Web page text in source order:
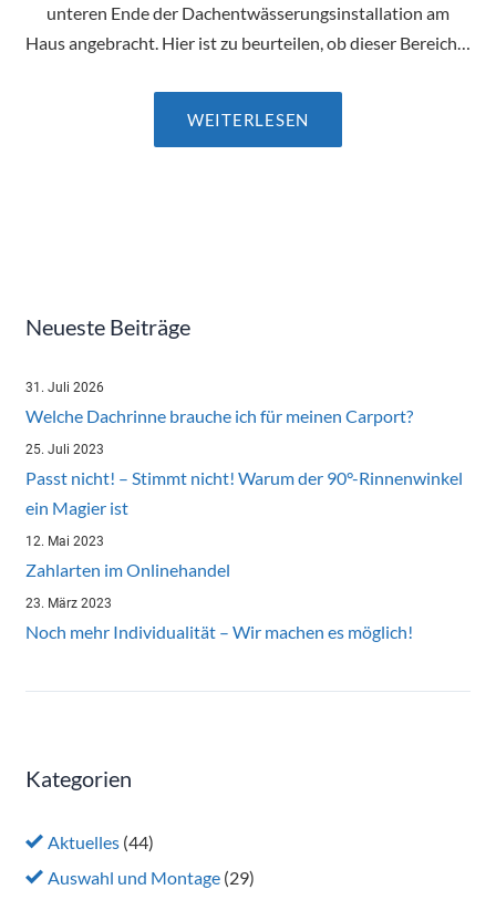
unteren Ende der Dachentwässerungsinstallation am
Haus angebracht. Hier ist zu beurteilen, ob dieser Bereich…
WEITERLESEN
Neueste Beiträge
Welche Dachrinne brauche ich für meinen Carport?
31. Juli 2026
Passt nicht! – Stimmt nicht! Warum der 90°-Rinnenwinkel
ein Magier ist
25. Juli 2023
Zahlarten im Onlinehandel
12. Mai 2023
Noch mehr Individualität – Wir machen es möglich!
23. März 2023
Kategorien
Aktuelles (44)
Auswahl und Montage (29)